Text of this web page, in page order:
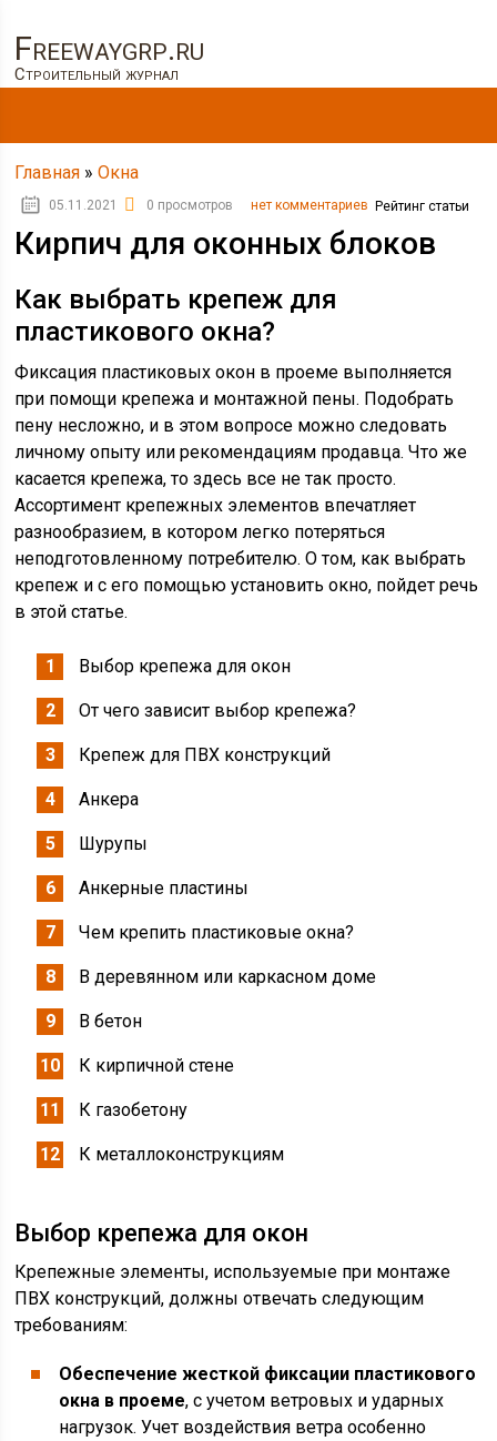
Freewaygrp.ru
Строительный журнал
Главная »Окна
05.11.2021 0 просмотров нет комментариев Рейтинг статьи
Кирпич для оконных блоков
Как выбрать крепеж для
пластикового окна?
Фиксация пластиковых окон в проеме выполняется
при помощи крепежа и монтажной пены. Подобрать
пену несложно, и в этом вопросе можно следовать
личному опыту или рекомендациям продавца. Что же
касается крепежа, то здесь все не так просто.
Ассортимент крепежных элементов впечатляет
разнообразием, в котором легко потеряться
неподготовленному потребителю. О том, как выбрать
крепеж и с его помощью установить окно, пойдет речь
в этой статье.
Выбор крепежа для окон
От чего зависит выбор крепежа?
Крепеж для ПВХ конструкций
Анкера
Шурупы
Анкерные пластины
Чем крепить пластиковые окна?
В деревянном или каркасном доме
В бетон
К кирпичной стене
К газобетону
К металлоконструкциям
Выбор крепежа для окон
Крепежные элементы, используемые при монтаже
ПВХ конструкций, должны отвечать следующим
требованиям:
Обеспечение жесткой фиксации пластикового
окна в проеме, с учетом ветровых и ударных
нагрузок. Учет воздействия ветра особенно